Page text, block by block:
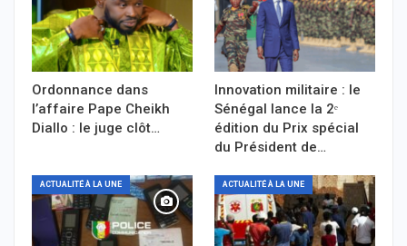
Ordonnance dans
l’affaire Pape Cheikh
Diallo : le juge clôt…
Innovation militaire : le
Sénégal lance la 2ᵉ
édition du Prix spécial
du Président de…
ACTUALITÉ À LA UNE ACTUALITÉ À LA UNE